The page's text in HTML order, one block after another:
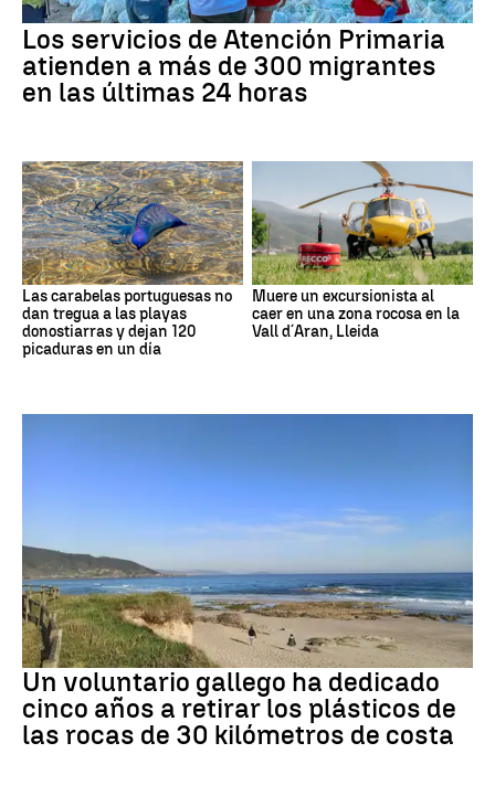
Los servicios de Atención Primaria
atienden a más de 300 migrantes
en las últimas 24 horas
Las carabelas portuguesas no
dan tregua a las playas
donostiarras y dejan 120
picaduras en un día
Muere un excursionista al
caer en una zona rocosa en la
Vall d´Aran, Lleida
Medio ambiente
Un voluntario gallego ha dedicado
cinco años a retirar los plásticos de
las rocas de 30 kilómetros de costa